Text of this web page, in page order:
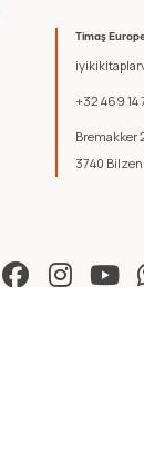
Timaş
+32 469 14
Bremakker
3740